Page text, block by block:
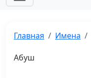
Главная Имена
Абуш